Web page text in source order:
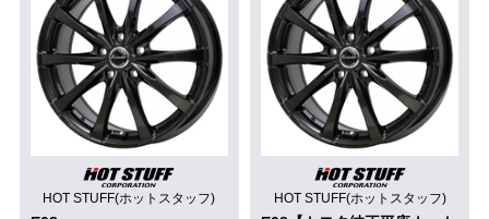
HOT STUFF(ホットスタッフ) HOT STUFF(ホットスタッフ)